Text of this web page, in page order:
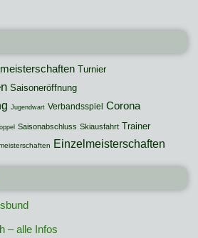
Turnier
Saisoneröffnung
Jugendwart Verbandsspiel Corona
Saisonabschluss Skiausfahrt Trainer
Einzelmeisterschaften
– alle Infos